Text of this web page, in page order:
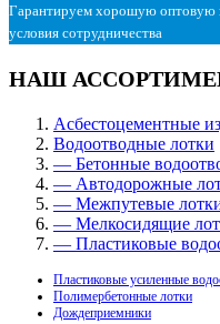
Гарантируем хорошую оптовую
условия сотрудничества
НАШ
Асбестоцементные
Водоотводные лотки
— Бетонные
— Автодорожные
— Межпутевые
— Мелкосидящие
— Пластиковые
Пластиковые усиленные
Полимербетонные лотки
Дождеприемники